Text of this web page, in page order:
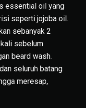
essential oil yang
seperti jojoba oil.
sebanyak 2
sebelum
beard wash.
seluruh batang
meresap,